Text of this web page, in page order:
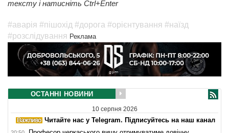
тексту і натисніть Ctrl+Enter
#аварія #пішохід #дорога #орієнтування #наїзд
#розслідування Реклама
ОСТАННІ НОВИНИ
10 серпня 2026
Читайте нас у Telegram. Підписуйтесь на наш канал